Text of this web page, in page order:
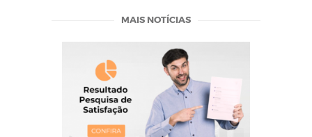
MAIS NOTÍCIAS